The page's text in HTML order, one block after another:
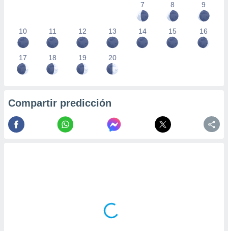
7
8 9
10 11 12 13 14 15 16
17 18 19 20
Compartir predicción